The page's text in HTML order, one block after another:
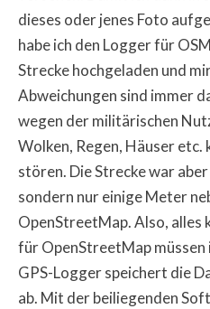
dieses oder jenes Foto
habe ich den Logger für
Strecke hochgeladen und
Abweichungen sind immer
wegen der militärischen
Wolken, Regen, Häuser etc.
stören. Die Strecke war
sondern nur einige Meter
OpenStreetMap. Also, alles
für OpenStreetMap müssen
GPS-Logger speichert die
ab. Mit der beiliegenden